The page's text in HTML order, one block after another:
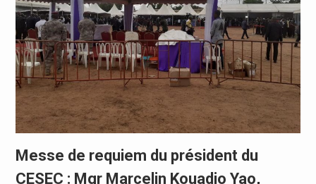
Messe de requiem du président du
CESEC : Mgr Marcelin Kouadio Yao,